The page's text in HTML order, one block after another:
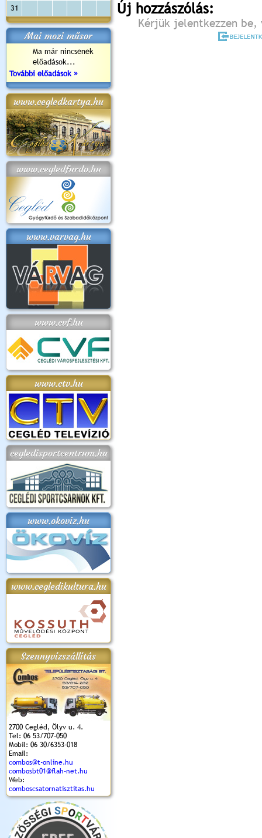
31
Mai mozi műsor
Ma már nincsenek
előadások...
További előadások »
www.cegledkartya.hu
www.cegledfurdo.hu
www.varvag.hu
www.cvf.hu
www.ctv.hu
cegledisportcentrum.hu
www.okoviz.hu
www.cegledikultura.hu
Szennyvízszállítás
2700 Cegléd, Ölyv u. 4.
Tel: 06 53/707-050
Mobil: 06 30/6353-018
Email:
combos@t-online.hu
combosbt01@flah-net.hu
Web:
comboscsatornatisztitas.hu
Új hozzászólás:
Kérjük jelentkezzen be,
2018.
Kossuth Toborzó
Ünnepély
Szent István Ünnepe
(2017. 08. 20.)